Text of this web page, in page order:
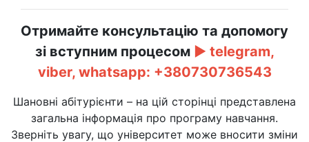
Отримайте консультацію та допомогу
зі вступним процесом ► telegram,
viber, whatsapp: +380730736543
Шановні абітурієнти – на цій сторінці представлена
загальна інформація про програму навчання.
Зверніть увагу, що університет може вносити зміни